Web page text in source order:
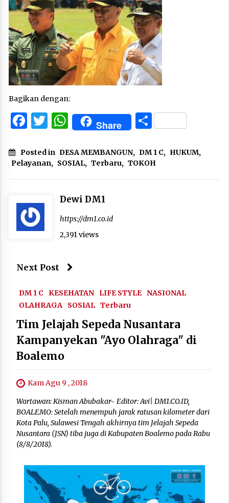
Bagikan dengan:
Facebook
Twitter
WhatsApp
Share Share
Posted in DESA MEMBANGUN, DM 1 C, HUKUM,
Pelayanan, SOSIAL, Terbaru, TOKOH
Dewi DM1
https://dm1.co.id
2,391 views
Next Post
DM 1 C KESEHATAN LIFE STYLE NASIONAL
OLAHRAGA
SOSIAL Terbaru
Tim Jelajah Sepeda Nusantara
Kampanyekan "Ayo Olahraga" di
Boalemo
Kam Agu 9 , 2018
Wartawan: Kisman Abubakar~ Editor: Avi| DM1.CO.ID,
BOALEMO: Setelah menempuh jarak ratusan kilometer dari
Kota Palu, Sulawesi Tengah akhirnya tim Jelajah Sepeda
Nusantara (JSN) tiba juga di Kabupaten Boalemo pada Rabu
(8/8/2018).